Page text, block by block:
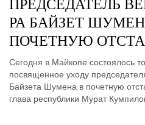
ПРЕДСЕДАТЕЛЬ
РА БАЙЗЕТ
ПОЧЕТНУЮ
Сегодня в Майкопе состоялось
посвященное уходу
Байзета Шумена в почетную
глава республики Мурат